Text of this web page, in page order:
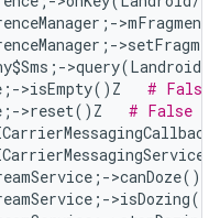
>isEmpty()Z # False
>reset()Z # False